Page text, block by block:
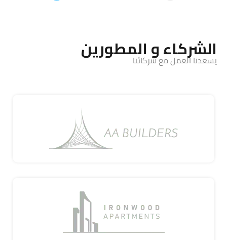
الشركاء و المطورين
يسعدنا العمل مع شركائنا